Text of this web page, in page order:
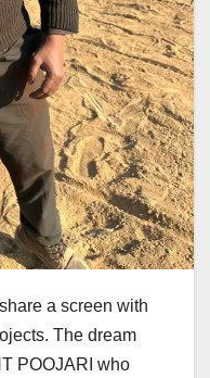
a screen with
The dream
POOJARI who